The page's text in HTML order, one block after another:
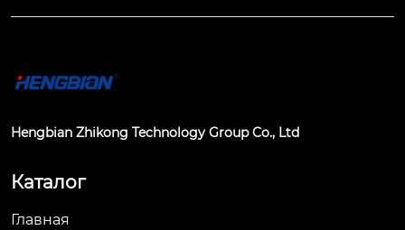
Hengbian Zhikong Technology Group Co., Ltd
Каталог
Главная